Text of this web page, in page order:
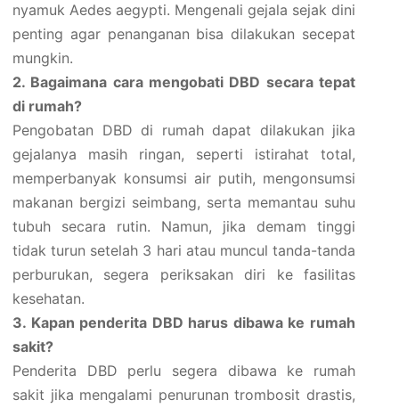
nyamuk Aedes aegypti. Mengenali gejala sejak dini
penting agar penanganan bisa dilakukan secepat
mungkin.
2. Bagaimana cara mengobati DBD secara tepat
di rumah?
Pengobatan DBD di rumah dapat dilakukan jika
gejalanya masih ringan, seperti istirahat total,
memperbanyak konsumsi air putih, mengonsumsi
makanan bergizi seimbang, serta memantau suhu
tubuh secara rutin. Namun, jika demam tinggi
tidak turun setelah 3 hari atau muncul tanda-tanda
perburukan, segera periksakan diri ke fasilitas
kesehatan.
3. Kapan penderita DBD harus dibawa ke rumah
sakit?
Penderita DBD perlu segera dibawa ke rumah
sakit jika mengalami penurunan trombosit drastis,